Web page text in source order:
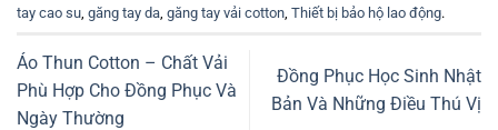
tay cao su găng tay da găng tay vải cotton Thiết bị bảo hộ lao động.
Áo Thun Cotton – Chất Vải
Phù Hợp Cho Đồng Phục Và
Ngày Thường
Đồng Phục Học Sinh Nhật
Bản Và Những Điều Thú Vị